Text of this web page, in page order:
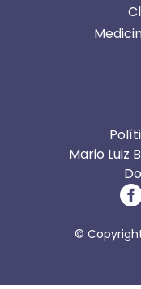
Mario Luiz
©